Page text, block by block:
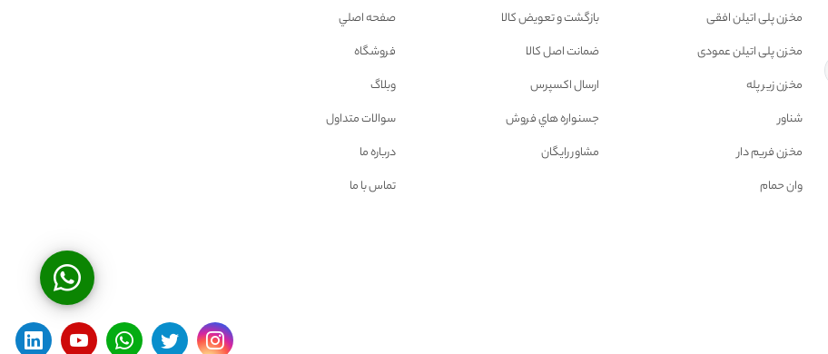
مخزن پلی اتیلن افقی
مخزن پلی اتیلن عمودی
مخزن زیر پله
شناور
مخزن فريم دار
وان حمام
بازگشت و تعويض کالا
ضمانت اصل کالا
ارسال اکسپرس
جسنواره هاي فروش
مشاور رايگان
صفحه اصلي
فروشگاه
وبلاگ
سوالات متداول
درباره ما
تماس با ما